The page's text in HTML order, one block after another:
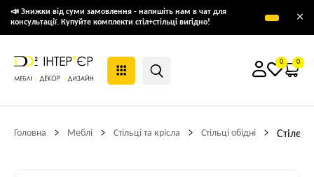
📣 Знижки від суми замовлення - напишіть нам в чат для
консультації. Купуйте комплекти стіл+стільці вигідно!
×
0 0
Головна Меблі Стільці та крісла Стільці обідні